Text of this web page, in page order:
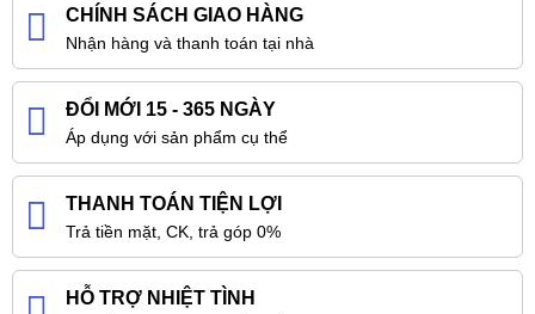
1.650.000₫.
CHÍNH SÁCH GIAO HÀNG
Nhận hàng và thanh toán tại nhà
ĐỔI MỚI 15 - 365 NGÀY
Áp dụng với sản phẩm cụ thể
THANH TOÁN TIỆN LỢI
Trả tiền mặt, CK, trả góp 0%
HỖ TRỢ NHIỆT TÌNH